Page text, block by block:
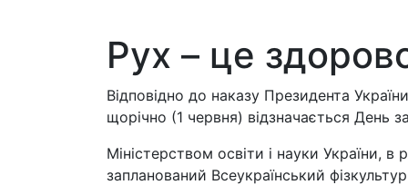
Рух – це
Відповідно до наказу Президента
щорічно (1 червня) відзначається День
Міністерством освіти і науки України,
запланований Всеукраїнський